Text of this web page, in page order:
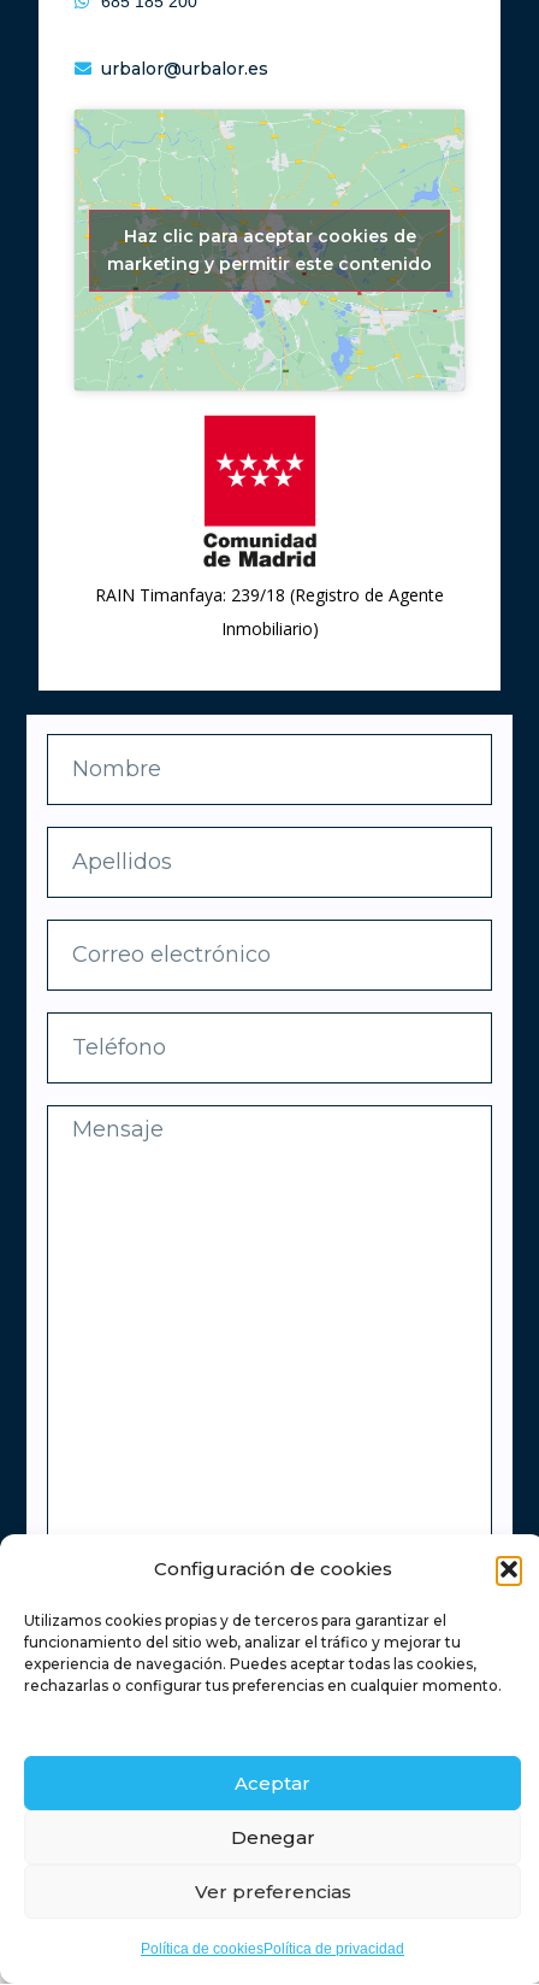
Configuración de cookies
Utilizamos cookies propias y de terceros para garantizar el
funcionamiento del sitio web, analizar el tráfico y mejorar tu
experiencia de navegación. Puedes aceptar todas las cookies,
rechazarlas o configurar tus preferencias en cualquier momento.
Aceptar
Denegar
Ver preferencias
Política de cookiesPolítica de privacidad
urbalor@urbalor.es
Haz clic para aceptar cookies de
marketing y permitir este contenido
RAIN Timanfaya: 239/18 (Registro de Agente
Inmobiliario)
He leído y acepto la
Enviar
Inicio Servicios inmobiliarios Financiación
Contacto Blog